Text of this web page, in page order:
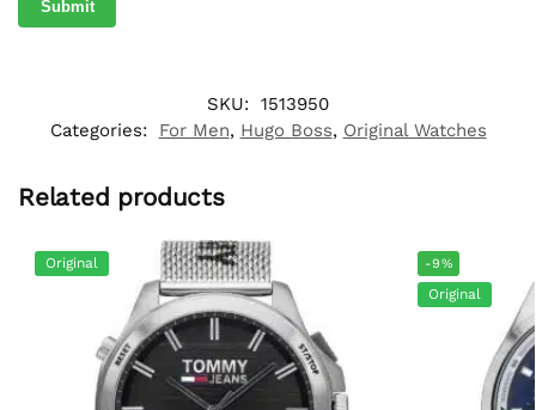
SKU: 1513950
Categories:
For Men, Hugo Boss, Original Watches
Related products
Original -9%
Original